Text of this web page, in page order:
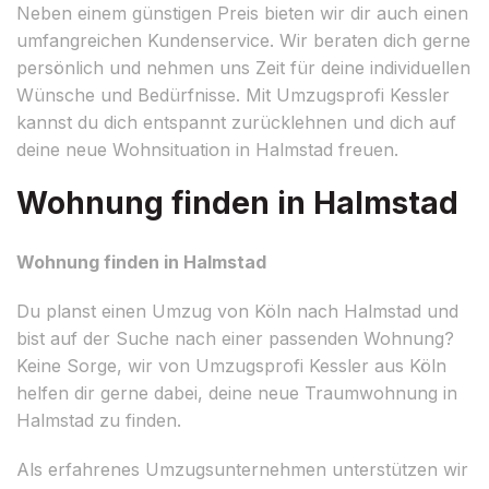
Neben einem günstigen Preis bieten wir dir auch einen
umfangreichen Kundenservice. Wir beraten dich gerne
persönlich und nehmen uns Zeit für deine individuellen
Wünsche und Bedürfnisse. Mit Umzugsprofi Kessler
kannst du dich entspannt zurücklehnen und dich auf
deine neue Wohnsituation in Halmstad freuen.
Wohnung finden in Halmstad
Wohnung finden in Halmstad
Du planst einen Umzug von Köln nach Halmstad und
bist auf der Suche nach einer passenden Wohnung?
Keine Sorge, wir von Umzugsprofi Kessler aus Köln
helfen dir gerne dabei, deine neue Traumwohnung in
Halmstad zu finden.
Als erfahrenes Umzugsunternehmen unterstützen wir